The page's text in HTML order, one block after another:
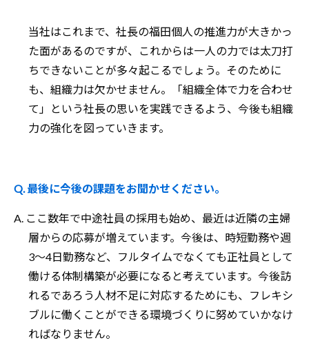
当社はこれまで、社長の福田個人の推進力が大きかっ
た面があるのですが、これからは一人の力では太刀打
ちできないことが多々起こるでしょう。そのために
も、組織力は欠かせません。「組織全体で力を合わせ
て」という社長の思いを実践できるよう、今後も組織
力の強化を図っていきます。
Q. 最後に今後の課題をお聞かせください。
A. ここ数年で中途社員の採用も始め、最近は近隣の主婦
層からの応募が増えています。今後は、時短勤務や週
3～4日勤務など、フルタイムでなくても正社員として
働ける体制構築が必要になると考えています。今後訪
れるであろう人材不足に対応するためにも、フレキシ
ブルに働くことができる環境づくりに努めていかなけ
ればなりません。